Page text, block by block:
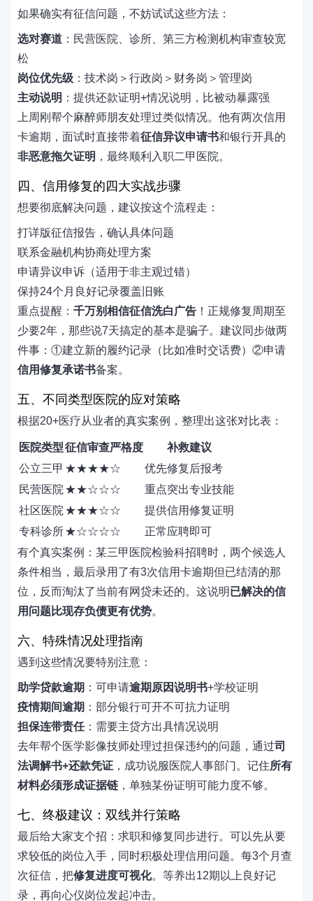
如果确实有征信问题，不妨试试这些方法：
选对赛道 ：民营医院、诊所、第三方检测机构审查较宽
松
岗位优先级 ：技术岗＞行政岗＞财务岗＞管理岗
主动说明 ：提供还款证明+情况说明，比被动暴露强
上周刚帮个麻醉师朋友处理过类似情况。他有两次信用
卡逾期，面试时直接带着征信异议申请书和银行开具的
非恶意拖欠证明 ，最终顺利入职二甲医院。
四、信用修复的四大实战步骤
想要彻底解决问题，建议按这个流程走：
打详版征信报告，确认具体问题
联系金融机构协商处理方案
申请异议申诉（适用于非主观过错）
保持24个月良好记录覆盖旧账
重点提醒： 千万别相信征信洗白广告 ！正规修复周期至
少要2年，那些说7天搞定的基本是骗子。建议同步做两
件事：①建立新的履约记录（比如准时交话费）②申请
信用修复承诺书备案。
五、不同类型医院的应对策略
根据20+医疗从业者的真实案例，整理出这张对比表：
医院类型征信审查严格度
补救建议
公立三甲 ★★★★☆
优先修复后报考
民营医院 ★★☆☆☆
重点突出专业技能
社区医院 ★★★☆☆
提供信用修复证明
专科诊所★☆☆☆☆
正常应聘即可
有个真实案例：某三甲医院检验科招聘时，两个候选人
条件相当，最后录用了有3次信用卡逾期但已结清的那
位，反而淘汰了当前有网贷未还的。这说明已解决的信
用问题比现存负债更有优势。
六、特殊情况处理指南
遇到这些情况要特别注意：
助学贷款逾期 ：可申请逾期原因说明书+学校证明
疫情期间逾期 ：部分银行可开不可抗力证明
担保连带责任：需要主贷方出具情况说明
去年帮个医学影像技师处理过担保违约的问题，通过司
法调解书+还款凭证 ，成功说服医院人事部门。记住所有
材料必须形成证据链 ，单独某份证明可能力度不够。
七、终极建议：双线并行策略
最后给大家支个招：求职和修复同步进行。可以先从要
求较低的岗位入手，同时积极处理信用问题。每3个月查
次征信，把修复进度可视化。等养出12期以上良好记
录，再向心仪岗位发起冲击。